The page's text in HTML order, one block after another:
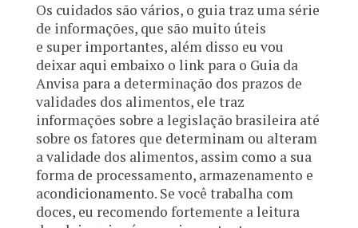
Os cuidados são vários, o guia traz uma série
de informações, que são muito úteis
e super importantes, além disso eu vou
deixar aqui embaixo o link para o Guia da
Anvisa para a determinação dos prazos de
validades dos alimentos, ele traz
informações sobre a legislação brasileira até
sobre os fatores que determinam ou alteram
a validade dos alimentos, assim como a sua
forma de processamento, armazenamento e
acondicionamento. Se você trabalha com
doces, eu recomendo fortemente a leitura